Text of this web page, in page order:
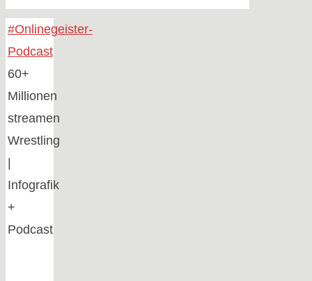
Home
#Onlinegeister-
Podcast
60+
Millionen
streamen
Wrestling
|
Infografik
+
Podcast